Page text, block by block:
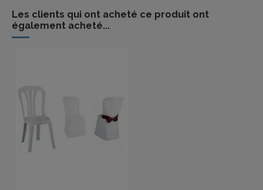
Les clients qui ont acheté ce produit ont
également acheté...